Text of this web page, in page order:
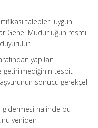
talepleri uygun
Genel Müdürlüğün resmi
yapılan
getirilmediğinin tespit
sonucu gerekçeli
gidermesi halinde bu
yeniden